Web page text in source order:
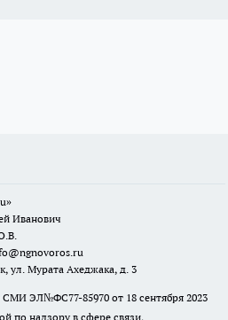
Иванович
ул. Мурата Ахеджака, д. 3
СМИ ЭЛ№ФС77-85970 от 18 сентября 2023
по надзору в сфере связи,